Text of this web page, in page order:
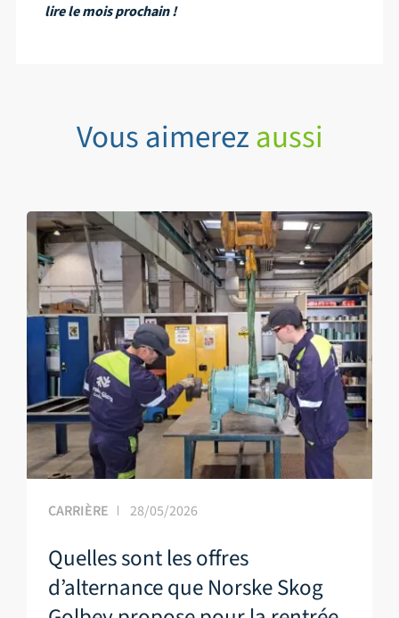
lire le mois prochain !
Vous aimerezaussi
CARRIÈRE 28/05/2026
Quelles sont les offres
d’alternance que Norske Skog